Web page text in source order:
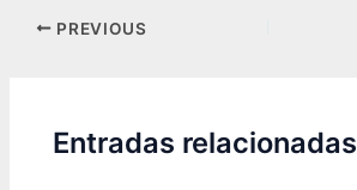
Post
PREVIOUS
Entradas relacionadas